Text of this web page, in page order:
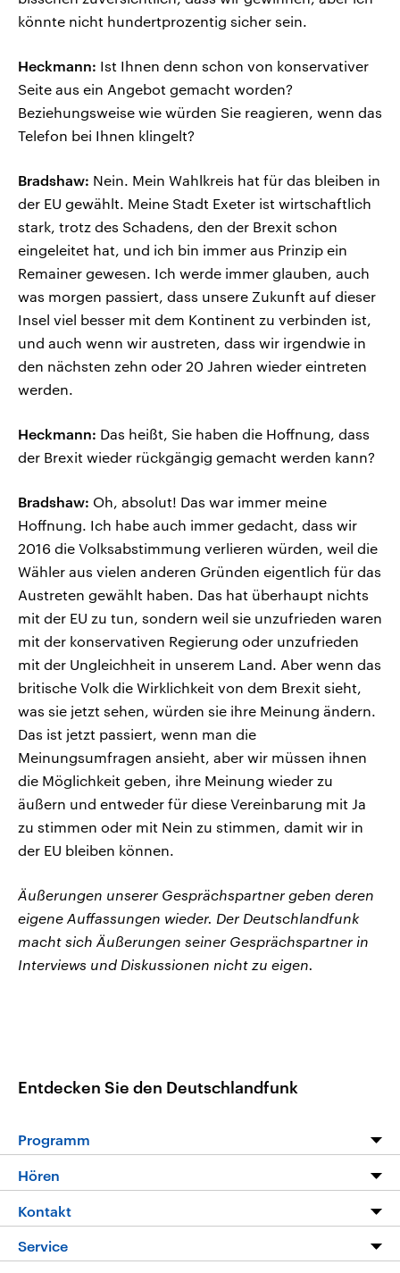
könnte nicht hundertprozentig sicher sein.
Heckmann: Ist Ihnen denn schon von konservativer
Seite aus ein Angebot gemacht worden?
Beziehungsweise wie würden Sie reagieren, wenn das
Telefon bei Ihnen klingelt?
Bradshaw: Nein. Mein Wahlkreis hat für das bleiben in
der EU gewählt. Meine Stadt Exeter ist wirtschaftlich
stark, trotz des Schadens, den der Brexit schon
eingeleitet hat, und ich bin immer aus Prinzip ein
Remainer gewesen. Ich werde immer glauben, auch
was morgen passiert, dass unsere Zukunft auf dieser
Insel viel besser mit dem Kontinent zu verbinden ist,
und auch wenn wir austreten, dass wir irgendwie in
den nächsten zehn oder 20 Jahren wieder eintreten
werden.
Heckmann: Das heißt, Sie haben die Hoffnung, dass
der Brexit wieder rückgängig gemacht werden kann?
Bradshaw: Oh, absolut! Das war immer meine
Hoffnung. Ich habe auch immer gedacht, dass wir
2016 die Volksabstimmung verlieren würden, weil die
Wähler aus vielen anderen Gründen eigentlich für das
Austreten gewählt haben. Das hat überhaupt nichts
mit der EU zu tun, sondern weil sie unzufrieden waren
mit der konservativen Regierung oder unzufrieden
mit der Ungleichheit in unserem Land. Aber wenn das
britische Volk die Wirklichkeit von dem Brexit sieht,
was sie jetzt sehen, würden sie ihre Meinung ändern.
Das ist jetzt passiert, wenn man die
Meinungsumfragen ansieht, aber wir müssen ihnen
die Möglichkeit geben, ihre Meinung wieder zu
äußern und entweder für diese Vereinbarung mit Ja
zu stimmen oder mit Nein zu stimmen, damit wir in
der EU bleiben können.
Äußerungen unserer Gesprächspartner geben deren
eigene Auffassungen wieder. Der Deutschlandfunk
macht sich Äußerungen seiner Gesprächspartner in
Interviews und Diskussionen nicht zu eigen.
Entdecken Sie den Deutschlandfunk
Programm
Die Nachrichten
Nachrichtenleicht
Hören
Livestream
Podcasts
Kontakt
Hörerservice
Service